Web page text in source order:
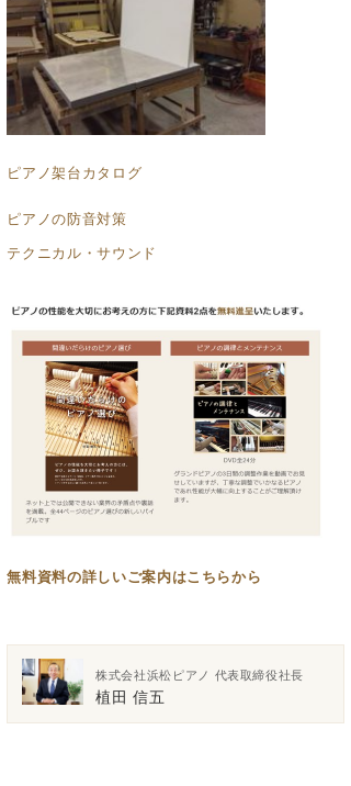
ピアノ架台カタログ
ピアノの防音対策
テクニカル・サウンド
無料資料の詳しいご案内はこちらから
株式会社浜松ピアノ 代表取締役社長
植田 信五